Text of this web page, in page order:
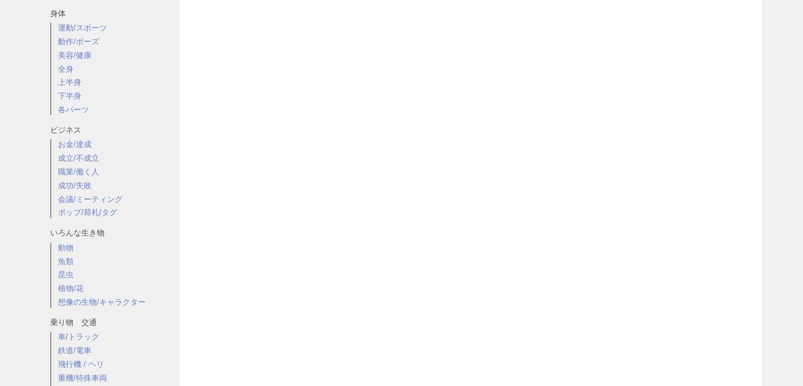
身体
運動/スポーツ
動作/ポーズ
美容/健康
全身
上半身
下半身
各パーツ
ビジネス
お金/達成
成立/不成立
職業/働く人
成功/失敗
会議/ミーティング
ポップ/荷札/タグ
いろんな生き物
動物
魚類
昆虫
植物/花
想像の生物/キャラクター
乗り物 交通
車/トラック
鉄道/電車
飛行機 / ヘリ
重機/特殊車両